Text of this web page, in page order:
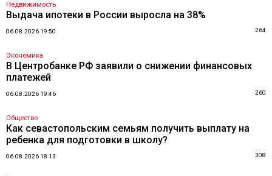
Недвижимость
Выдача ипотеки в России выросла на 38%
06.08.2026 19:50 264
Экономика
В Центробанке РФ заявили о снижении финансовых
платежей
06.08.2026 19:46 260
Общество
Как севастопольским семьям получить выплату на
ребенка для подготовки в школу?
06.08.2026 18:13 308